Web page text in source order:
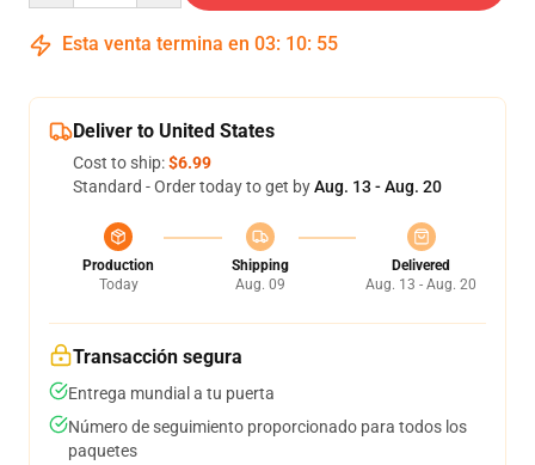
Esta venta termina en 03: 10: 55
Deliver to United States
Cost to ship:$6.99
Standard - Order today to get byAug. 13 - Aug. 20
Production
Today
Shipping
Aug. 09
Delivered
Aug. 13 - Aug. 20
Transacción segura
Entrega mundial a tu puerta
Número de seguimiento proporcionado para todos los
paquetes